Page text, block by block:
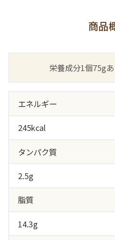
商品
栄養成分1個75gあ
エネルギー
245kcal
タンパク質
2.5g
脂質
14.3g